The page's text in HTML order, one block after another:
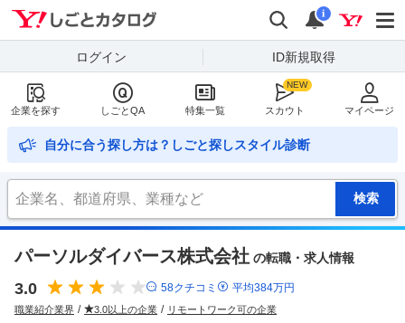
検索
通知
i
ログイン ID新規取得
企業を探す しごとQA 特集一覧 スカウト マイページ
自分に合う探し方は？しごと探しスタイル診断
パーソルダイバース株式会社 の転職・求人情報
3.0 58クチコミ 平均384万円
職業紹介業界 3.0以上の企業 リモートワーク可の企業